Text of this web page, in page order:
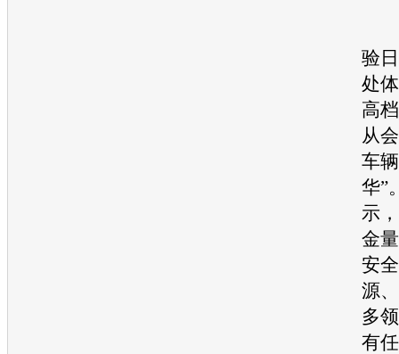
验
处
高
从
车
华”
示
金
安
源
多
有